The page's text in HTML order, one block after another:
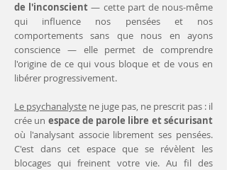
de l'inconscient— cette part de nous-même
qui influence nos pensées et nos
comportements sans que nous en ayons
conscience — elle permet de comprendre
l'origine de ce qui vous bloque et de vous en
libérer progressivement.
Le psychanalyste ne juge pas, ne prescrit pas : il
crée un espace de parole libre et sécurisant
où l'analysant associe librement ses pensées.
C'est dans cet espace que se révèlent les
blocages qui freinent votre vie. Au fil des